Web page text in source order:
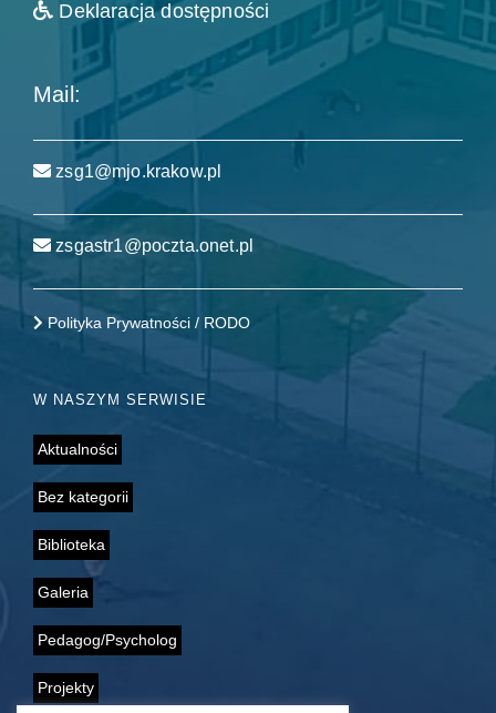
Deklaracja dostępności
Mail:
zsg1@mjo.krakow.pl
zsgastr1@poczta.onet.pl
Polityka Prywatności / RODO
W NASZYM SERWISIE
Aktualności
Bez kategorii
Biblioteka
Galeria
Pedagog/Psycholog
Projekty